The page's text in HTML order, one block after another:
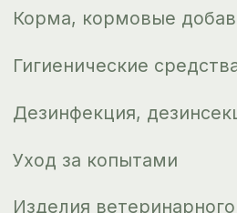
ips66@bk.ru
Новости